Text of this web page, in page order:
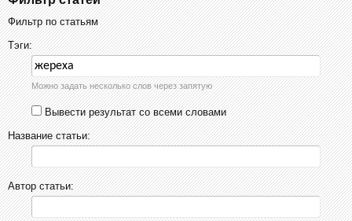
Фильтр по статьям
Тэги:
Можно задать несколько слов через запятую
Вывести результат со всеми словами
Название статьи:
Автор статьи: